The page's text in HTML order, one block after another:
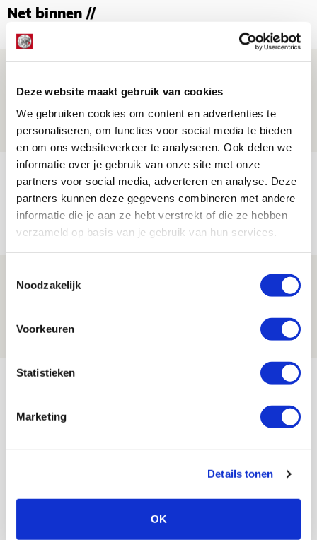
Deze website maakt gebruik van cookies
We gebruiken cookies om content en advertenties te
personaliseren, om functies voor social media te bieden
en om ons websiteverkeer te analyseren. Ook delen we
informatie over je gebruik van onze site met onze
partners voor social media, adverteren en analyse. Deze
partners kunnen deze gegevens combineren met andere
informatie die je aan ze hebt verstrekt of die ze hebben
verzameld op basis van je gebruik van hun services.
Noodzakelijk
Voorkeuren
Statistieken
Marketing
Details tonen
OK
Net binnen //
Europees treffen met Shelbourne
07 AUGUSTUS 2026 - 09:00
FOTOVERSLAG
Míchel niet blij met resultaat en spel
na rust: ‘De focus nam af’
07 AUGUSTUS 2026 - 08:30
NIEUWS
Is dit de laatste wallpaper van Godts in
Bekijk meer
23
11